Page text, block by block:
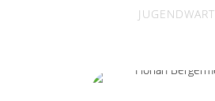
JUGENDWART